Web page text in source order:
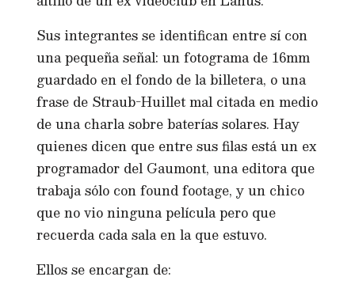
Sus integrantes se identifican entre sí con
una pequeña señal: un fotograma de 16mm
guardado en el fondo de la billetera, o una
frase de Straub-Huillet mal citada en medio
de una charla sobre baterías solares. Hay
quienes dicen que entre sus filas está un ex
programador del Gaumont, una editora que
trabaja sólo con found footage, y un chico
que no vio ninguna película pero que
recuerda cada sala en la que estuvo.
Ellos se encargan de: